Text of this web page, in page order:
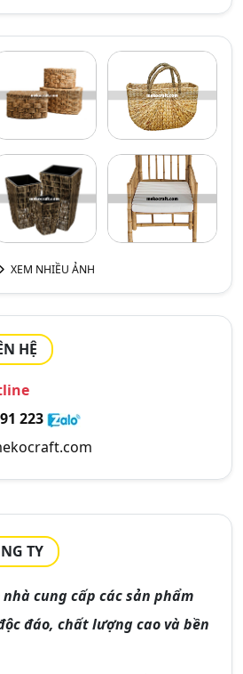
XEM NHIỀU ẢNH
HỆ
223
TY
cung cấp các sản phẩm
đáo, chất lượng cao và bền